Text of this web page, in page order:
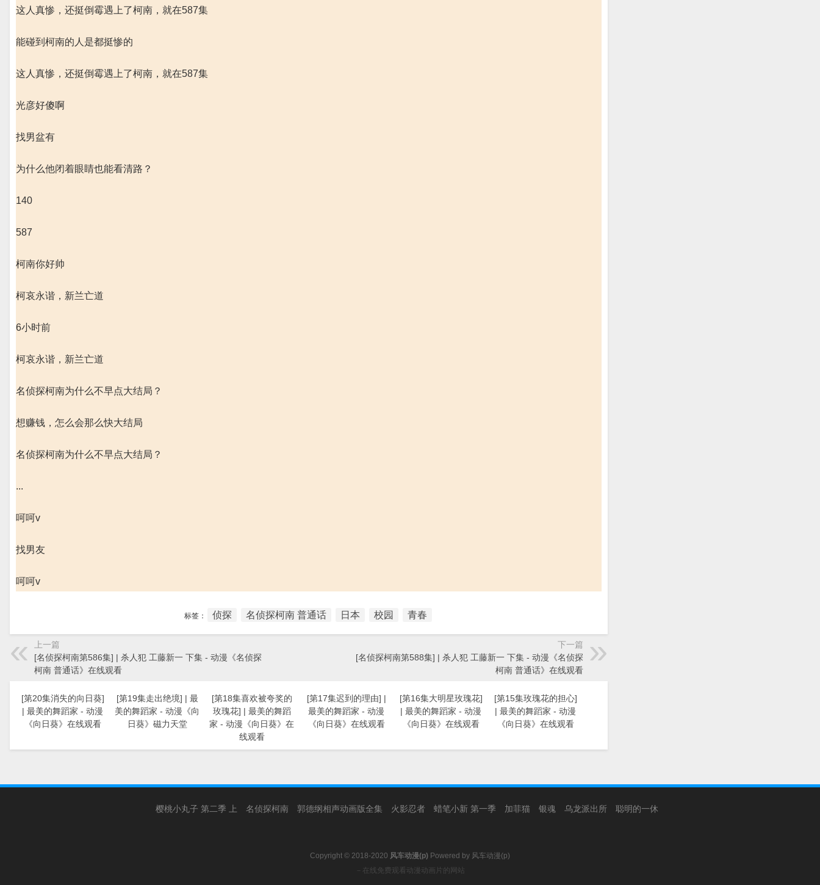
这人真惨，还挺倒霉遇上了柯南，就在587集
能碰到柯南的人是都挺惨的
这人真惨，还挺倒霉遇上了柯南，就在587集
光彦好傻啊
找男盆有
为什么他闭着眼睛也能看清路？
140
587
柯南你好帅
柯哀永谐，新兰亡道
6小时前
柯哀永谐，新兰亡道
名侦探柯南为什么不早点大结局？
想赚钱，怎么会那么快大结局
名侦探柯南为什么不早点大结局？
...
呵呵v
找男友
呵呵v
标签： 侦探 名侦探柯南 普通话 日本 校园 青春
上一篇
[名侦探柯南第586集] | 杀人犯 工藤新一 下集 - 动漫《名侦探
柯南 普通话》在线观看
下一篇
[名侦探柯南第588集] | 杀人犯 工藤新一 下集 - 动漫《名侦探
柯南 普通话》在线观看
[第20集消失的向日葵]
| 最美的舞蹈家 - 动漫
《向日葵》在线观看
[第19集走出绝境] | 最
美的舞蹈家 - 动漫《向
日葵》磁力天堂
[第18集喜欢被夸奖的
玫瑰花] | 最美的舞蹈
家 - 动漫《向日葵》在
线观看
[第17集迟到的理由] |
最美的舞蹈家 - 动漫
《向日葵》在线观看
[第16集大明星玫瑰花]
| 最美的舞蹈家 - 动漫
《向日葵》在线观看
[第15集玫瑰花的担心]
| 最美的舞蹈家 - 动漫
《向日葵》在线观看
樱桃小丸子 第二季 上 名侦探柯南 郭德纲相声动画版全集 火影忍者 蜡笔小新 第一季 加菲猫 银魂 乌龙派出所 聪明的一休
Copyright © 2018-2020 风车动漫(p) Powered by 风车动漫(p)
－在线免费观看动漫动画片的网站